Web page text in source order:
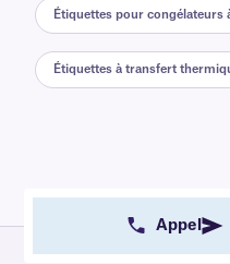
Étiquettes pour congélateurs
Étiquettes à transfert
Appel